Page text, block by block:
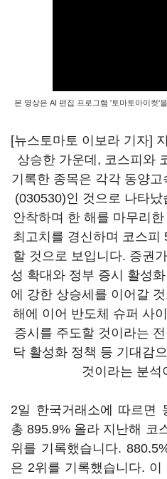
본 영상은 AI 편집 프로그램 '토마토아이컷'
[뉴스토마토 이보라 기자]
상승한 가운데, 코스피와
기록한 종목은 각각 동양고
(030530)인 것으로 나타났
안착하며 한 해를 마무리
최고치를 경신하며 코스피
할 것으로 보입니다. 증권
성 확대와 정부 증시 활성
에 강한 상승세를 이어갈
해에 이어 반도체 슈퍼 사
증시를 주도할 것이라는
닥 활성화 정책 등 기대감
것이라는 분석
2일 한국거래소에 따르면
총 895.9% 올라 지난해 코
위를 기록했습니다.
은 2위를 기록했습니다.